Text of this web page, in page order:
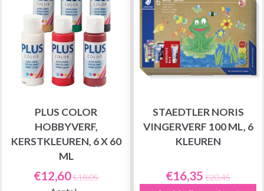
PLUS COLOR
HOBBYVERF,
KERSTKLEUREN, 6 X 60
ML
€12,60€18,05
STAEDTLER NORIS
VINGERVERF 100 ML, 6
KLEUREN
€16,35 €20,45